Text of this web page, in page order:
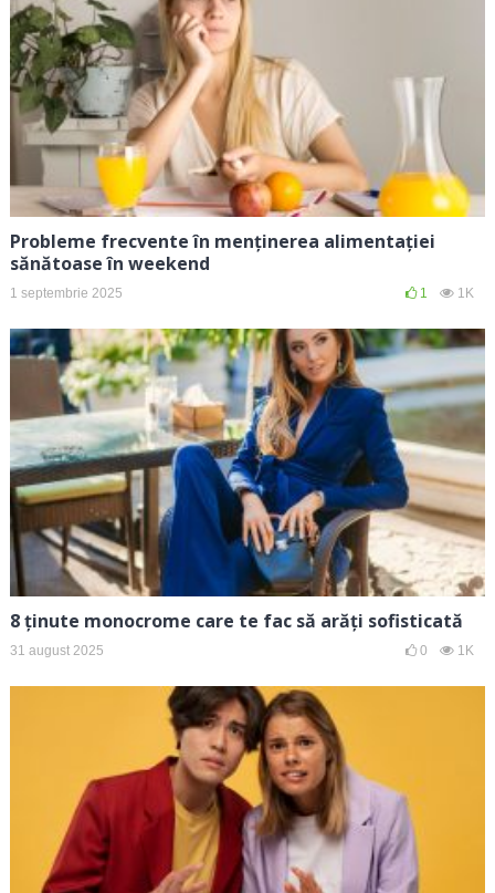
Probleme frecvente în menținerea alimentației
sănătoase în weekend
1 septembrie 2025 1 1K
8 ținute monocrome care te fac să arăți sofisticată
31 august 2025 0 1K